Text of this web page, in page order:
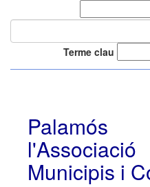
Terme clau
Municipis i